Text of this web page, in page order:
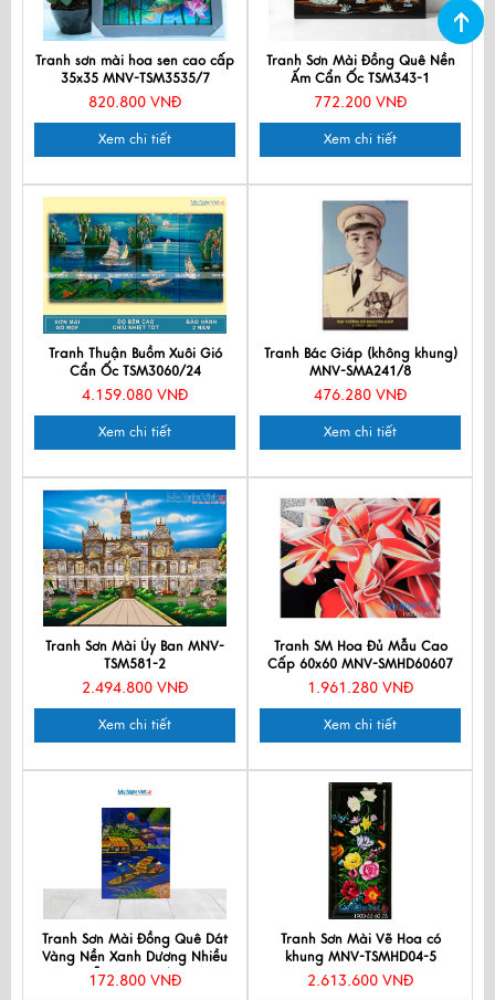
Tranh sơn mài hoa sen cao cấp
35x35 MNV-TSM3535/7
820.800 VNĐ
Xem chi tiết
Tranh Sơn Mài Đồng Quê Nền
Ấm Cẩn Ốc TSM343-1
772.200 VNĐ
Xem chi tiết
Tranh Thuận Buồm Xuôi Gió
Cẩn Ốc TSM3060/24
4.159.080 VNĐ
Xem chi tiết
Tranh Bác Giáp (không khung)
MNV-SMA241/8
476.280 VNĐ
Xem chi tiết
Tranh Sơn Mài Ủy Ban MNV-
TSM581-2
2.494.800 VNĐ
Xem chi tiết
Tranh SM Hoa Đủ Mẫu Cao
Cấp 60x60 MNV-SMHD60607
1.961.280 VNĐ
Xem chi tiết
Tranh Sơn Mài Đồng Quê Dát
Vàng Nền Xanh Dương Nhiều
Mẫu TSM231/1-3
172.800 VNĐ
Tranh Sơn Mài Vẽ Hoa có
khung MNV-TSMHD04-5
2.613.600 VNĐ